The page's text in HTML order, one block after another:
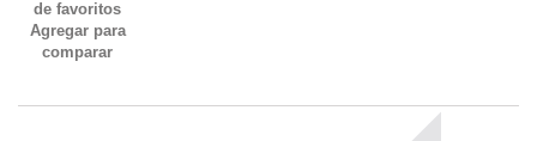
de favoritos
Agregar para
comparar